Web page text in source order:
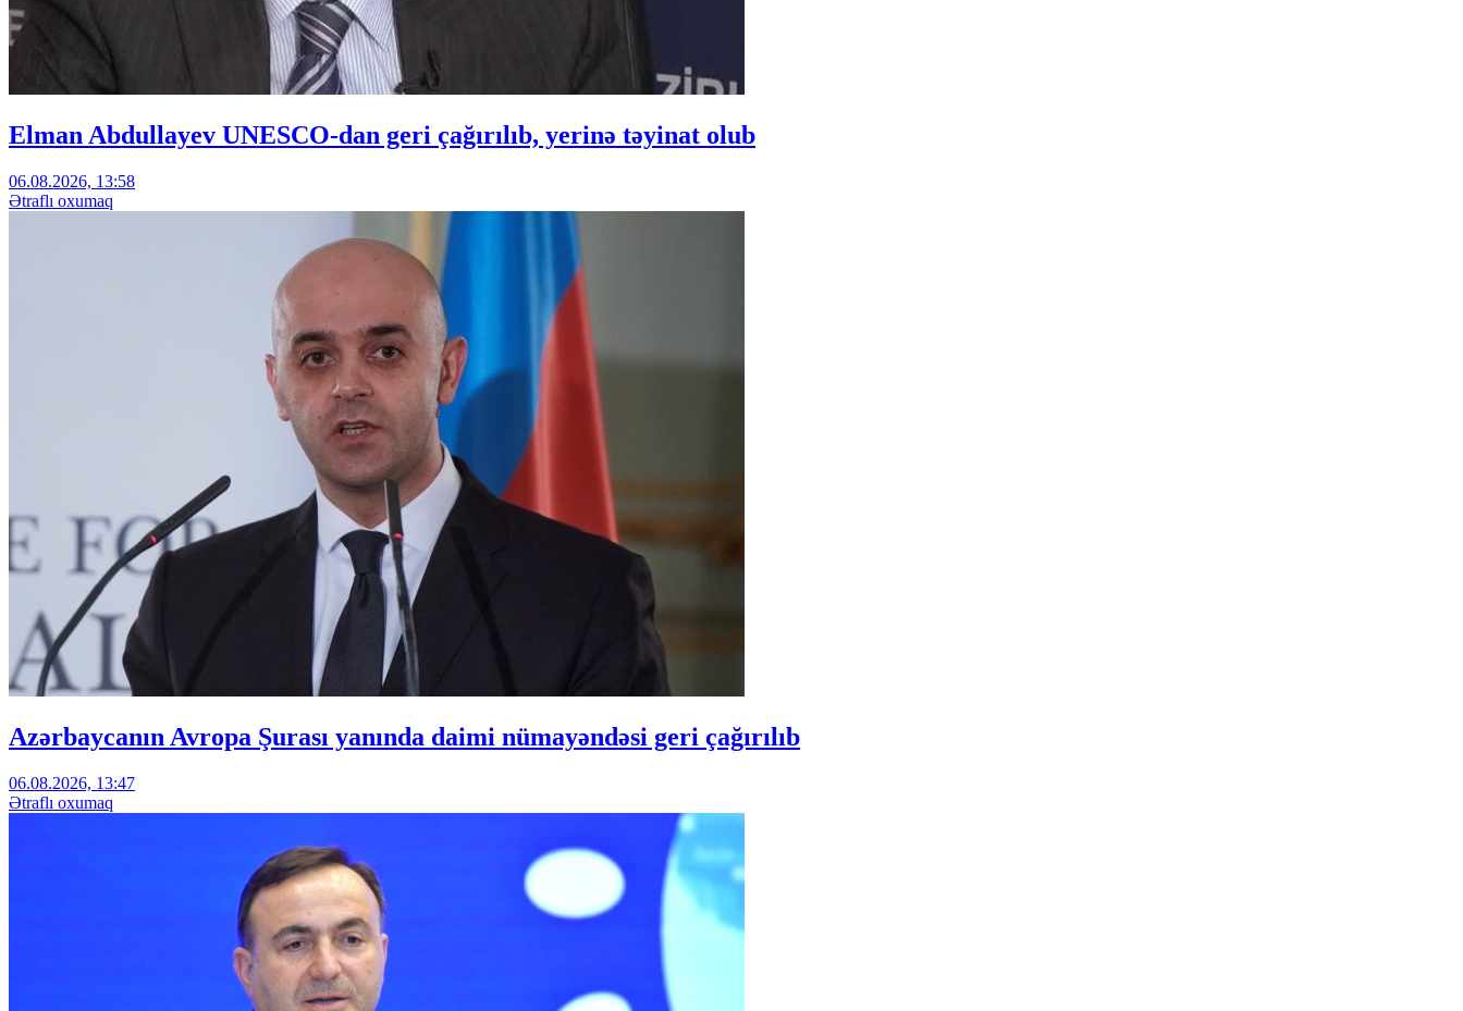
Elman Abdullayev UNESCO-dan geri çağırılıb, yerinə təyinat olub
06.08.2026, 13:58
Ətraflı oxumaq
Azərbaycanın Avropa Şurası yanında daimi nümayəndəsi geri çağırılıb
06.08.2026, 13:47
Ətraflı oxumaq